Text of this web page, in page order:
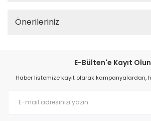
Önerileriniz
E-Bülten'e Kayıt Olun
Haber listemize kayıt olarak kampanyalardan,